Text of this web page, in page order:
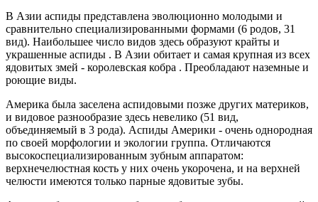
В Азии аспиды представлена эволюционно молодыми и
сравнительно специализированными формами (6 родов, 31
вид). Наибольшее число видов здесь образуют крайты и
украшенные аспиды . В Азии обитает и самая крупная из всех
ядовитых змей - королевская кобра . Преобладают наземные и
роющие виды.
Америка была заселена аспидовыми позже других материков,
и видовое разнообразие здесь невелико (51 вид,
объединяемый в 3 рода). Аспиды Америки - очень однородная
по своей морфологии и экологии группа. Отличаются
высокоспециализированным зубным аппаратом:
верхнечелюстная кость у них очень укорочена, и на верхней
челюсти имеются только парные ядовитые зубы.